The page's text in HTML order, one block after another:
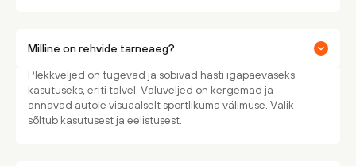
Milline on rehvide tarneaeg?
Plekkveljed on tugevad ja sobivad hästi igapäevaseks
kasutuseks, eriti talvel. Valuveljed on kergemad ja
annavad autole visuaalselt sportlikuma välimuse. Valik
sõltub kasutusest ja eelistusest.